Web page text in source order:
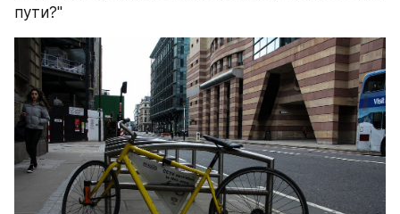
пути?"